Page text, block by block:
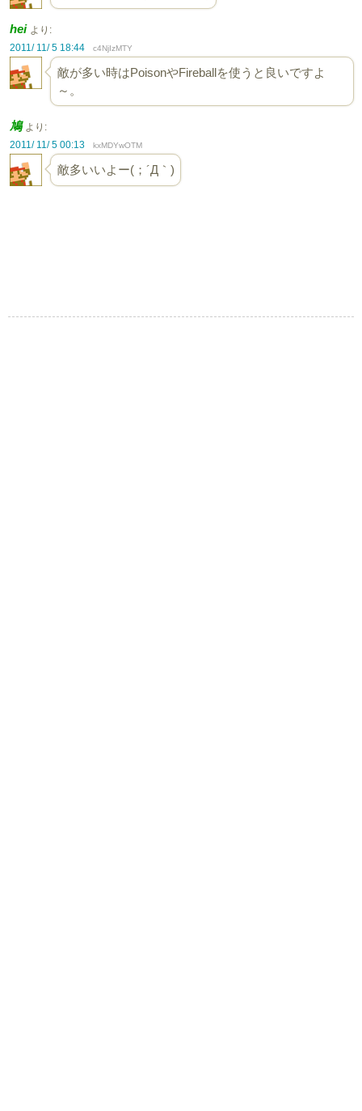
hei より:
2011/ 11/ 5 18:44
c4NjIzMTY
敵が多い時はPoisonやFireballを使うと良いですよ
～。
鳩 より:
2011/ 11/ 5 00:13
kxMDYwOTM
敵多いいよー(；´Д｀)